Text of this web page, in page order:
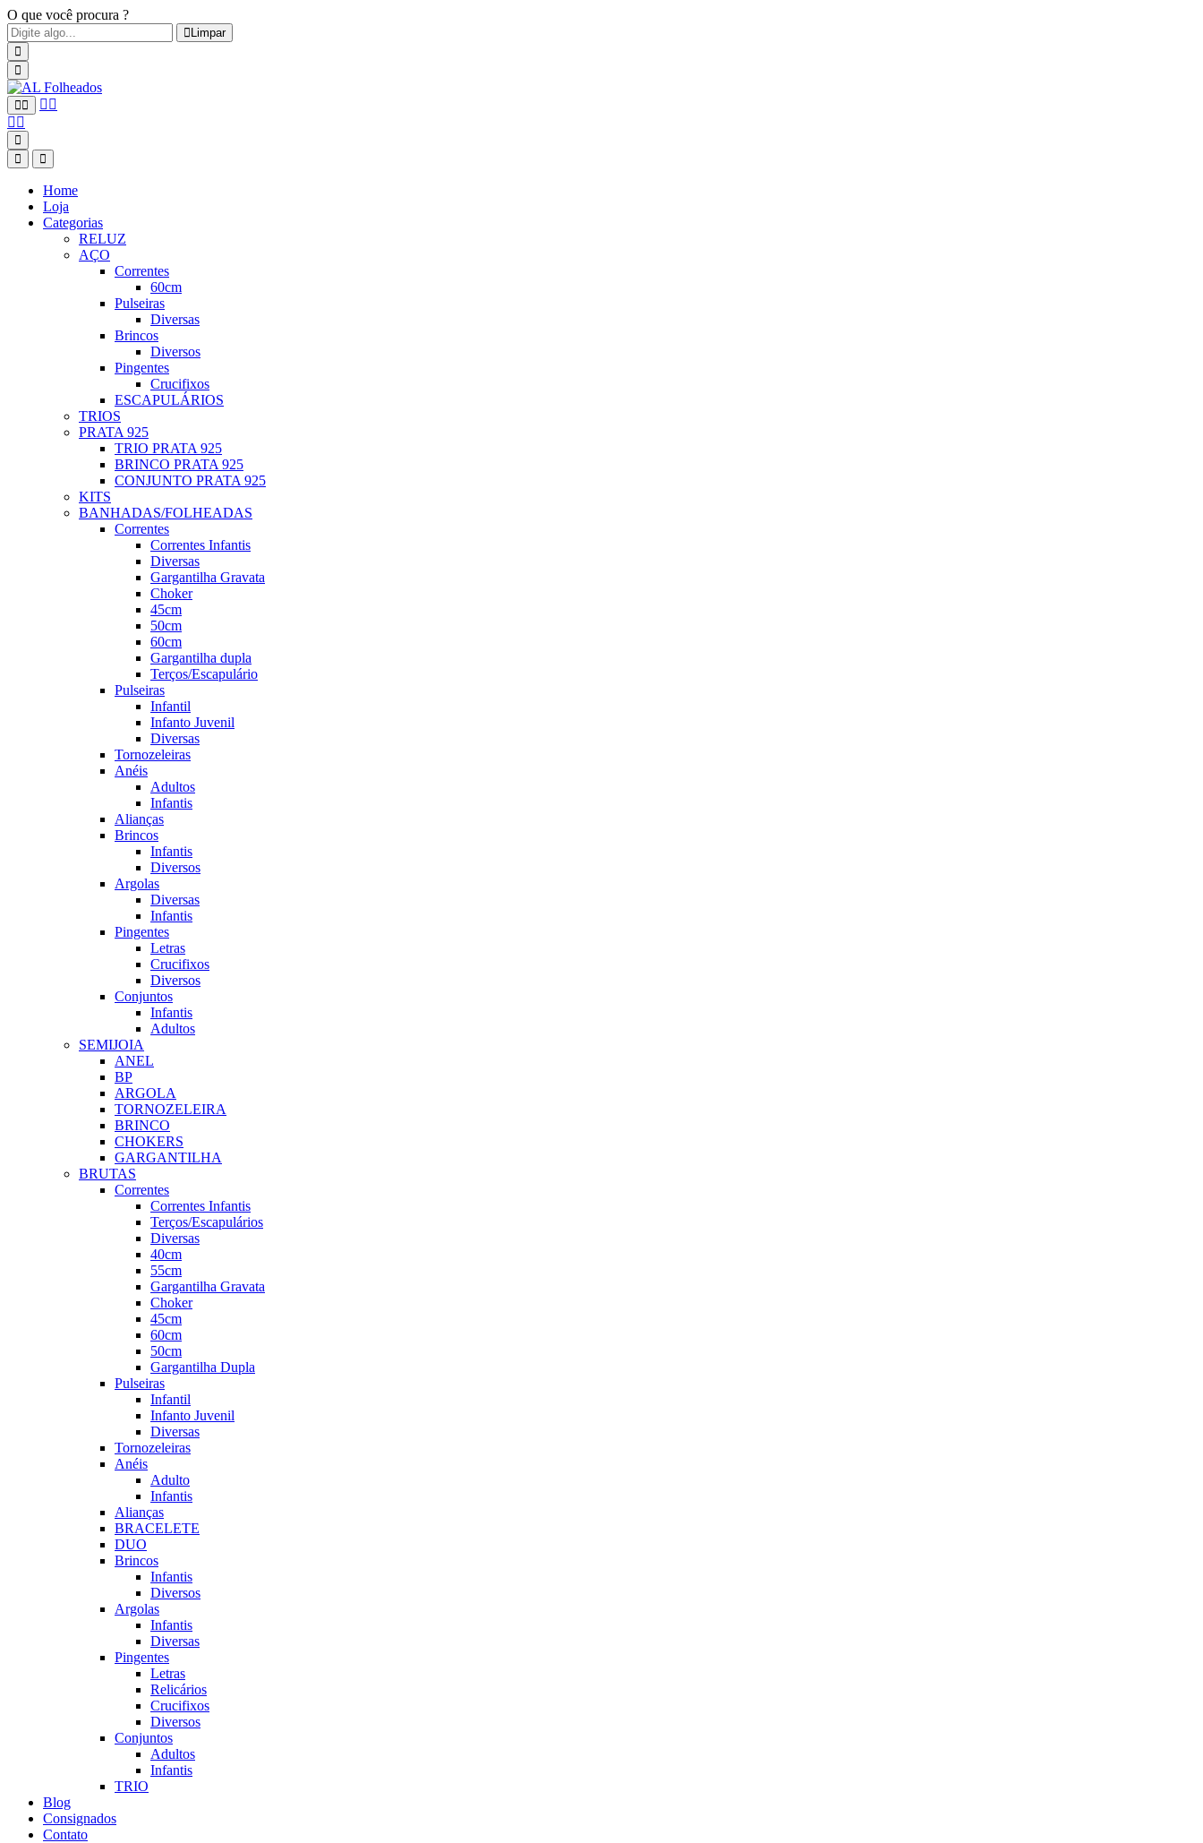
O que você procura ?
Limpar
Home
Loja
Categorias
RELUZ
AÇO
Correntes
60cm
Pulseiras
Diversas
Brincos
Diversos
Pingentes
Crucifixos
ESCAPULÁRIOS
TRIOS
PRATA 925
TRIO PRATA 925
BRINCO PRATA 925
CONJUNTO PRATA 925
KITS
BANHADAS/FOLHEADAS
Correntes
Correntes Infantis
Diversas
Gargantilha Gravata
Choker
45cm
50cm
60cm
Gargantilha dupla
Terços/Escapulário
Pulseiras
Infantil
Infanto Juvenil
Diversas
Tornozeleiras
Anéis
Adultos
Infantis
Alianças
Brincos
Infantis
Diversos
Argolas
Diversas
Infantis
Pingentes
Letras
Crucifixos
Diversos
Conjuntos
Infantis
Adultos
SEMIJOIA
ANEL
BP
ARGOLA
TORNOZELEIRA
BRINCO
CHOKERS
GARGANTILHA
BRUTAS
Correntes
Correntes Infantis
Terços/Escapulários
Diversas
40cm
55cm
Gargantilha Gravata
Choker
45cm
60cm
50cm
Gargantilha Dupla
Pulseiras
Infantil
Infanto Juvenil
Diversas
Tornozeleiras
Anéis
Adulto
Infantis
Alianças
BRACELETE
DUO
Brincos
Infantis
Diversos
Argolas
Infantis
Diversas
Pingentes
Letras
Relicários
Crucifixos
Diversos
Conjuntos
Adultos
Infantis
TRIO
Blog
Consignados
Contato